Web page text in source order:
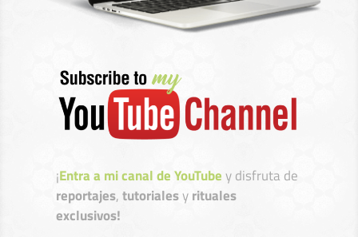
¡Entra a mi canal de YouTubey disfruta de
reportajes,tutorialesyrituales
exclusivos!